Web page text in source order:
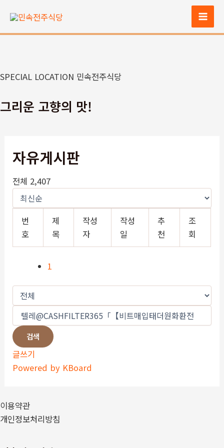
츠
너
기
Main
SPECIAL LOCATION 민속전주식당
그리운 고향의 맛!
자유게시판
전체 2,407
번
호
제
목
작성
자
작성
일
추
천
조
회
1
검색
글쓰기
Powered by KBoard
이용약관
개인정보처리방침